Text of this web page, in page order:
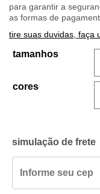
para garantir a
as formas de
tire suas duvidas, faça
tamanhos
cores
simulação de frete